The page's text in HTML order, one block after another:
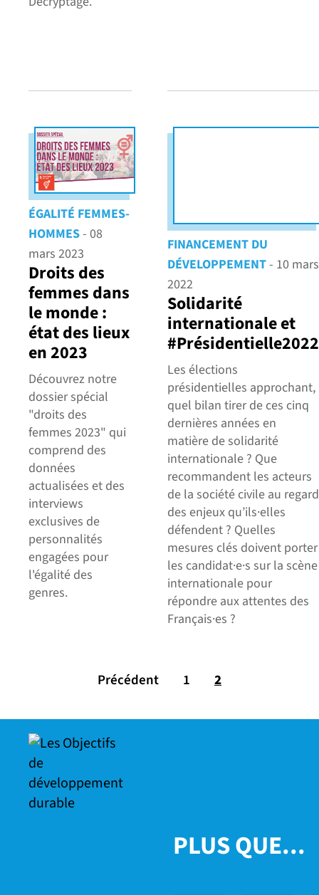
ÉGALITÉ FEMMES-
HOMMES- 08
mars 2023
Droits des
femmes dans
le monde :
état des lieux
en 2023
Découvrez notre
dossier spécial
"droits des
femmes 2023" qui
comprend des
données
actualisées et des
interviews
exclusives de
personnalités
engagées pour
l'égalité des
genres.
FINANCEMENT DU
DÉVELOPPEMENT- 10 mars
2022
Solidarité
internationale et
#Présidentielle2022
Les élections
présidentielles approchant,
quel bilan tirer de ces cinq
dernières années en
matière de solidarité
internationale ? Que
recommandent les acteurs
de la société civile au regard
des enjeux qu’ils·elles
défendent ? Quelles
mesures clés doivent porter
les candidat·e·s sur la scène
internationale pour
répondre aux attentes des
Français·es ?
Précédent 1 2
PLUS QUE...